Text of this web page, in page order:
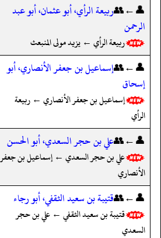
👤←👥ربيعة الرأي، أبو عثمان، أبو عبد
الرحمن
ربيعة الرأي ← يزيد مولى المنبعث
👤←👥إسماعيل بن جعفر الأنصاري، أبو
إسحاق
إسماعيل بن جعفر الأنصاري ← ربيعة
الرأي
👤←👥علي بن حجر السعدي، أبو الحسن
علي بن حجر السعدي ← إسماعيل بن جعفر
الأنصاري
👤←👥قتيبة بن سعيد الثقفي، أبو رجاء
قتيبة بن سعيد الثقفي ← علي بن حجر
السعدي